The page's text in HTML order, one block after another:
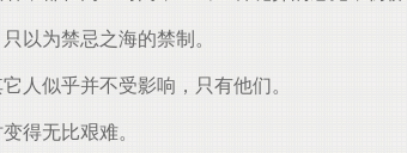
以为禁忌之海的禁制。
人似乎并不受影响，只有他们。
得无比艰难。